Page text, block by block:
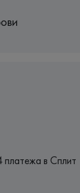
платежа в Сплит